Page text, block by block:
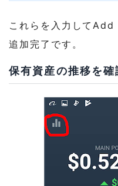
これらを入力して
追加完了です。
保有資産の推移を確